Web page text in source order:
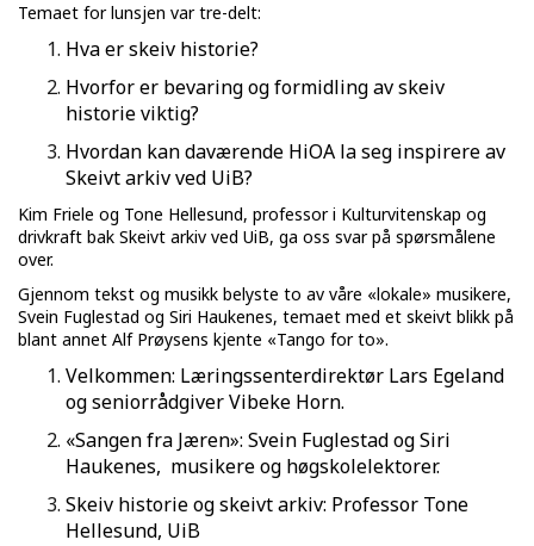
Temaet for lunsjen var tre-delt:
Hva er skeiv historie?
Hvorfor er bevaring og formidling av skeiv
historie viktig?
Hvordan kan daværende HiOA la seg inspirere av
Skeivt arkiv ved UiB?
Kim Friele og Tone Hellesund, professor i Kulturvitenskap og
drivkraft bak Skeivt arkiv ved UiB, ga oss svar på spørsmålene
over.
Gjennom tekst og musikk belyste to av våre «lokale» musikere,
Svein Fuglestad og Siri Haukenes, temaet med et skeivt blikk på
blant annet Alf Prøysens kjente «Tango for to».
Velkommen: Læringssenterdirektør Lars Egeland
og seniorrådgiver Vibeke Horn.
«Sangen fra Jæren»: Svein Fuglestad og Siri
Haukenes, musikere og høgskolelektorer.
Skeiv historie og skeivt arkiv: Professor Tone
Hellesund, UiB